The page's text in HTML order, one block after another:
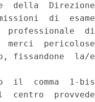
della  Direzione
di  esame
professionale  di
pericolose
fissandone  la/e
il  comma  1-bis
centro  provvede